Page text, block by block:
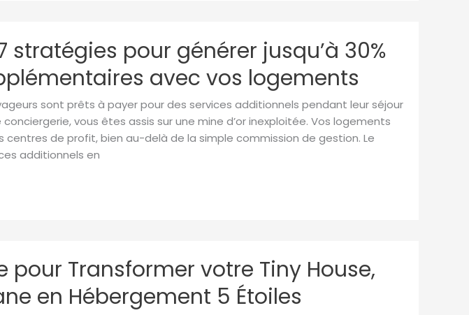
stratégies pour générer jusqu’à 30%
avec vos logements
sont prêts à payer pour des services additionnels pendant leur séjour
vous êtes assis sur une mine d’or inexploitée. Vos logements
de profit, bien au-delà de la simple commission de gestion. Le
additionnels en
pour Transformer votre Tiny House,
en Hébergement 5 Étoiles